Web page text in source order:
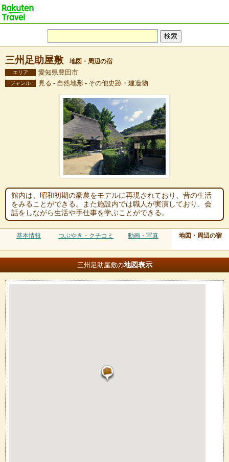
三州足助屋敷 地図・周辺の宿
エリア 愛知県豊田市
ジャンル 見る - 自然地形 - その他史跡・建造物
館内は、昭和初期の豪農をモデルに再現されており、昔の生活
をみることができる。また施設内では職人が実演しており、会
話をしながら生活や手仕事を学ぶことができる。
基本情報 つぶやき・クチコミ 動画・写真 地図・周辺の宿
三州足助屋敷の地図表示